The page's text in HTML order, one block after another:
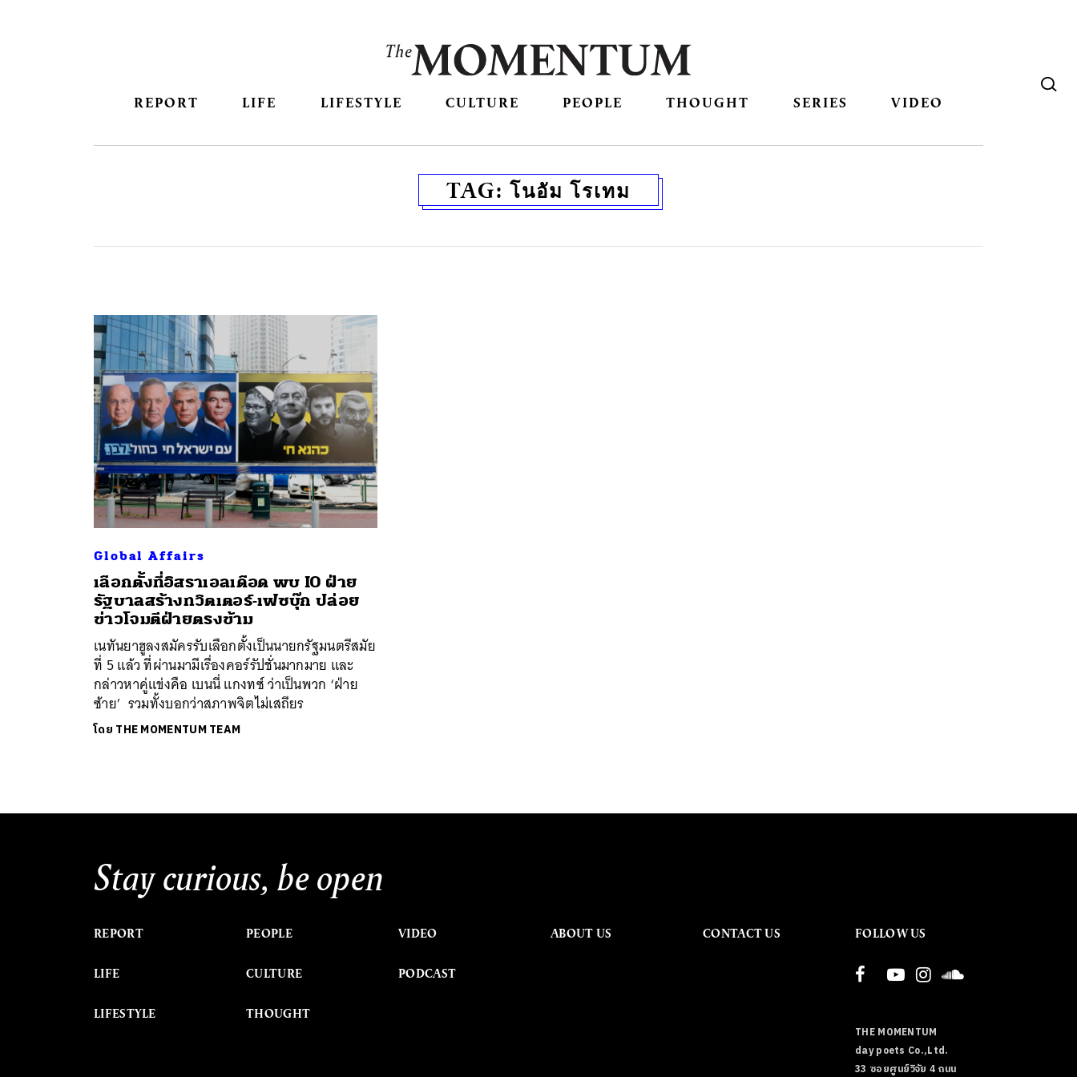
REPORT LIFE LIFESTYLE CULTURE PEOPLE THOUGHT SERIES VIDEO
TAG: โนอัม โรเทม
Global Affairs
เลือกตั้งที่อิสราเอลเดือด พบ IO ฝ่าย
รัฐบาลสร้างทวิตเตอร์-เฟซบุ๊ก ปล่อย
ข่าวโจมตีฝ่ายตรงข้าม
เนทันยาฮูลงสมัครรับเลือกตั้งเป็นนายกรัฐมนตรีสมัย
ที่ 5 แล้ว ที่ผ่านมามีเรื่องคอร์รัปชั่นมากมาย และ
กล่าวหาคู่แข่งคือ เบนนี่ แกงทซ์ ว่าเป็นพวก ‘ฝ่าย
ซ้าย’ รวมทั้งบอกว่าสภาพจิตไม่เสถียร
โดย THE MOMENTUM TEAM
Stay curious, be open
REPORT
LIFE
LIFESTYLE
PEOPLE
CULTURE
THOUGHT
VIDEO
PODCAST
ABOUT US CONTACT US FOLLOW US
THE MOMENTUM
day poets Co.,Ltd.
33 ซอยศูนย์วิจัย 4 ถนน
ค้นหา